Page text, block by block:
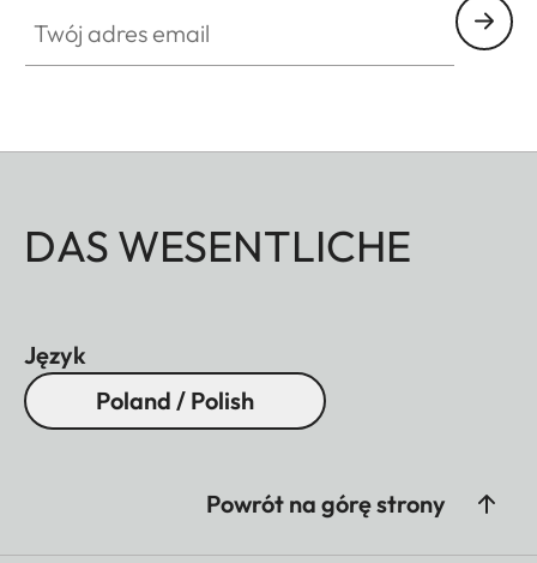
DAS WESENTLICHE
Język
Poland / Polish
Powrót na górę strony